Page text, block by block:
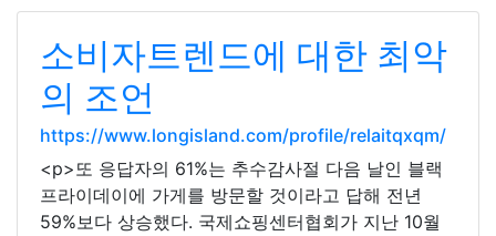
소비자트렌드에 대한 최악
의 조언
https://www.longisland.com/profile/relaitqxqm/
<p>또 응답자의 61%는 추수감사절 다음 날인 블랙
프라이데이에 가게를 방문할 것이라고 답해 전년
59%보다 상승했다. 국제쇼핑센터협회가 지난 10월